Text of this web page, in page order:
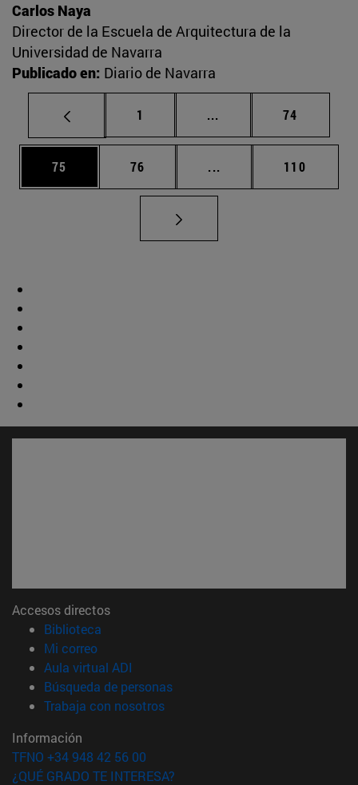
Carlos Naya
Director de la Escuela de Arquitectura de la
Universidad de Navarra
Publicado en: Diario de Navarra
Página
1 ... Páginas intermedias
Página
74
Página
75 Página
76 ... Páginas intermedias
Página
110
Accesos directos
Biblioteca
Mi correo(abre en nueva ventana)
Aula virtual ADI
Búsqueda de personas(abre en nueva ventana)
Trabaja con nosotros(abre en nueva ventana)
Información
TFNO +34 948 42 56 00
¿QUÉ GRADO TE INTERESA?